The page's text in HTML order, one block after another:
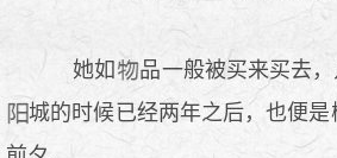
她如
品一般被买来买去
城的时候已经两年之后，也便是